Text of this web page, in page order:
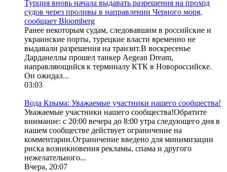
Турция вновь начала выдавать разрешения на проход
судов через проливы в направлении Черного моря,
сообщает Bloomberg
Ранее некоторым судам, следовавшим в российские и
украинские порты, турецкие власти временно не
выдавали разрешения на транзит.В воскресенье
Дарданеллы прошел танкер Aegean Dream,
направляющийся к терминалу КТК в Новороссийске.
Он ожидал...
03:03
Вода Крыма: Уважаемые участники нашего сообщества!
Уважаемые участники нашего сообщества!Обратите
внимание: с 20:00 вечера до 8:00 утра следующего дня в
нашем сообществе действует ограничение на
комментарии.Ограничение введено для минимизации
риска возникновения рекламы, спама и другого
нежелательного...
Вчера, 20:07